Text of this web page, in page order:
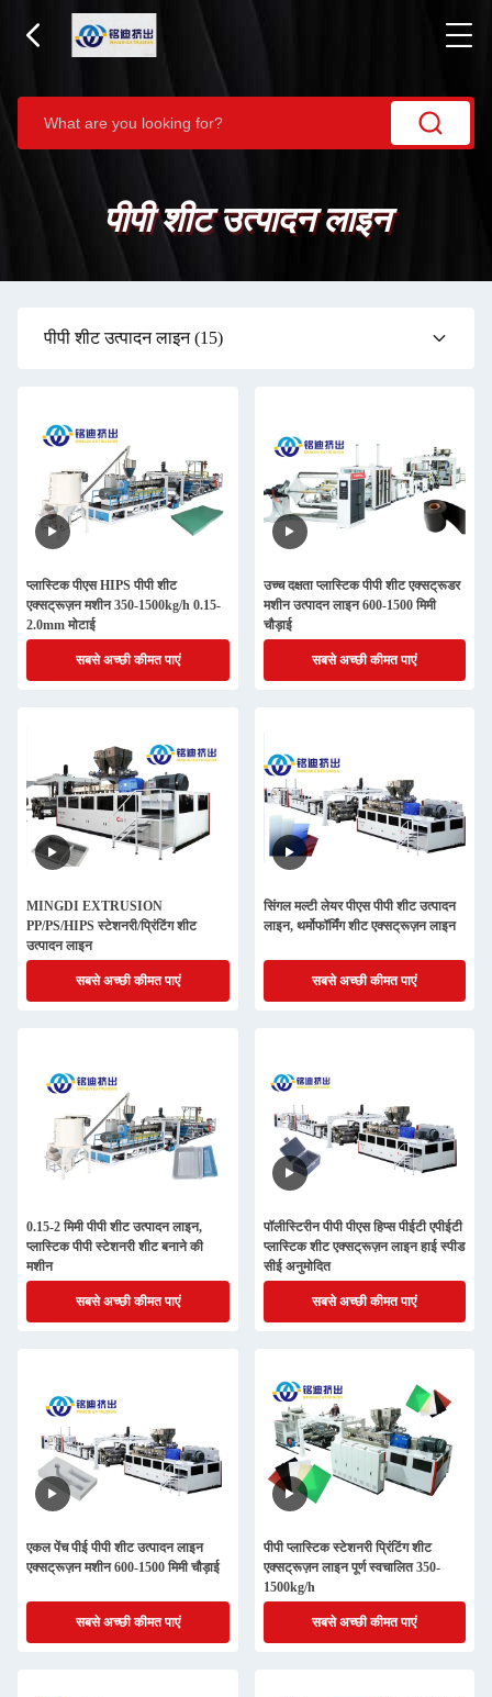
पीपी शीट उत्पादन लाइन
पीपी शीट उत्पादन लाइन(15)
प्लास्टिक पीएस HIPS पीपी शीट
एक्सट्रूज़न मशीन 350-1500kg/h 0.15-
2.0mm मोटाई
सबसे अच्छी कीमत पाएं
उच्च दक्षता प्लास्टिक पीपी शीट एक्सट्रूडर
मशीन उत्पादन लाइन 600-1500 मिमी
चौड़ाई
सबसे अच्छी कीमत पाएं
MINGDI EXTRUSION
PP/PS/HIPS स्टेशनरी/प्रिंटिंग शीट
उत्पादन लाइन
सबसे अच्छी कीमत पाएं
सिंगल मल्टी लेयर पीएस पीपी शीट उत्पादन
लाइन, थर्मोफॉर्मिंग शीट एक्सट्रूज़न लाइन
सबसे अच्छी कीमत पाएं
0.15-2 मिमी पीपी शीट उत्पादन लाइन,
प्लास्टिक पीपी स्टेशनरी शीट बनाने की
मशीन
सबसे अच्छी कीमत पाएं
पॉलीस्टिरीन पीपी पीएस हिप्स पीईटी एपीईटी
प्लास्टिक शीट एक्सट्रूज़न लाइन हाई स्पीड
सीई अनुमोदित
सबसे अच्छी कीमत पाएं
एकल पेंच पीई पीपी शीट उत्पादन लाइन
एक्सट्रूज़न मशीन 600-1500 मिमी चौड़ाई
सबसे अच्छी कीमत पाएं
पीपी प्लास्टिक स्टेशनरी प्रिंटिंग शीट
एक्सट्रूज़न लाइन पूर्ण स्वचालित 350-
1500kg/h
सबसे अच्छी कीमत पाएं